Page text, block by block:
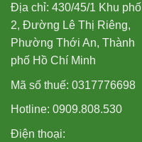
Địa chỉ: 430/45/1 Khu phố
2, Đường Lê Thị Riêng,
Phường Thới An, Thành
phố Hồ Chí Minh
Mã số thuế: 0317776698
Hotline: 0909.808.530
Điện thoại: